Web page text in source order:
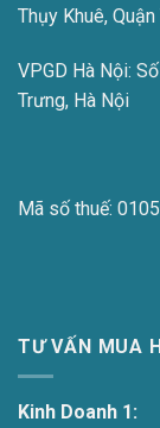
Thụy Khuê,
VPGD Hà Nội:
Trưng, Hà Nội
Mã số thuế:
TƯ VẤN MUA
Kinh Doanh 1: